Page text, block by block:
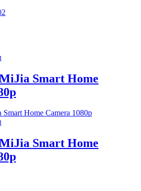
Smart Home
Smart Home